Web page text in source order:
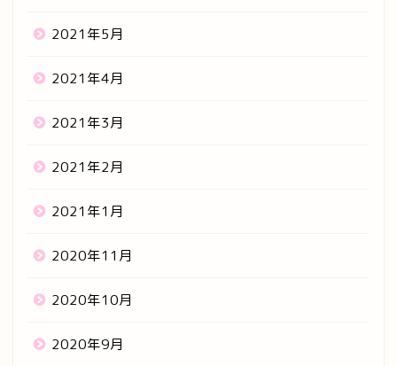
2021年5月
2021年4月
2021年3月
2021年2月
2021年1月
2020年11月
2020年10月
2020年9月